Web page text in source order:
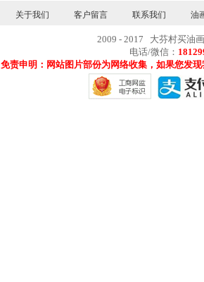
关于我们 客户留言 联系我们 油
2009 - 2017 大芬村买油
电话/微信：
免责申明：网站图片部份为网络收集，如果您发